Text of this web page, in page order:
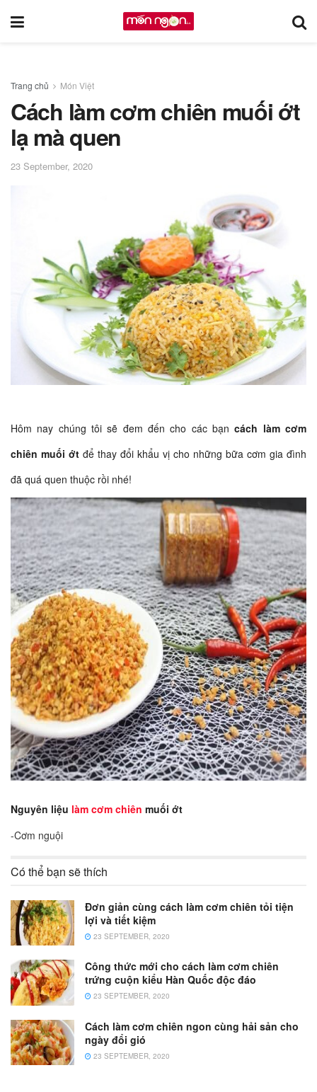
Trang chủ Món Việt
Cách làm cơm chiên muối ớt
lạ mà quen
23 September, 2020
Hôm nay chúng tôi sẽ đem đến cho các bạncách làm cơm
chiên muối ớt để thay đổi khẩu vị cho những bữa cơm gia đình
đã quá quen thuộc rồi nhé!
Nguyên liệu làm cơm chiên muối ớt
-Cơm nguội
Có thể bạn sẽ thích
Đơn giản cùng cách làm cơm chiên tỏi tiện
lợi và tiết kiệm
23 SEPTEMBER, 2020
Công thức mới cho cách làm cơm chiên
trứng cuộn kiểu Hàn Quốc độc đáo
23 SEPTEMBER, 2020
Cách làm cơm chiên ngon cùng hải sản cho
ngày đổi gió
23 SEPTEMBER, 2020